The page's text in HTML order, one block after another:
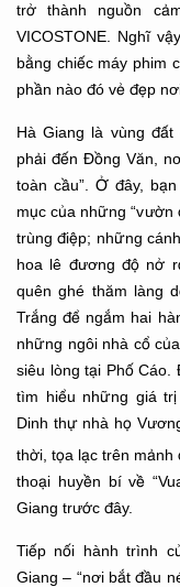
trở thành nguồn
VICOSTONE. Nghĩ
bằng chiếc máy phim
phần nào đó vẻ đẹp
Hà Giang là vùng
phải đến Đồng Văn,
toàn cầu”. Ở đây,
mục của những “vườn
trùng điệp; những
hoa lê đương độ nở
quên ghé thăm làng
Trắng để ngắm hai
những ngôi nhà cổ
siêu lòng tại Phố
tìm hiểu những giá
Dinh thự nhà họ
thời, tọa lạc trên mảnh
thoại huyền bí về
Giang trước đây.
Tiếp nối hành trình
Giang – “nơi bắt đầu